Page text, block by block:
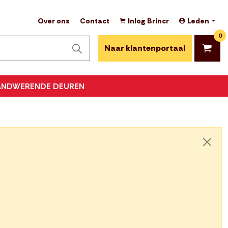
DEUREN
Over ons Contact Inlog Brincr Leden
Naar klantenportaal
0